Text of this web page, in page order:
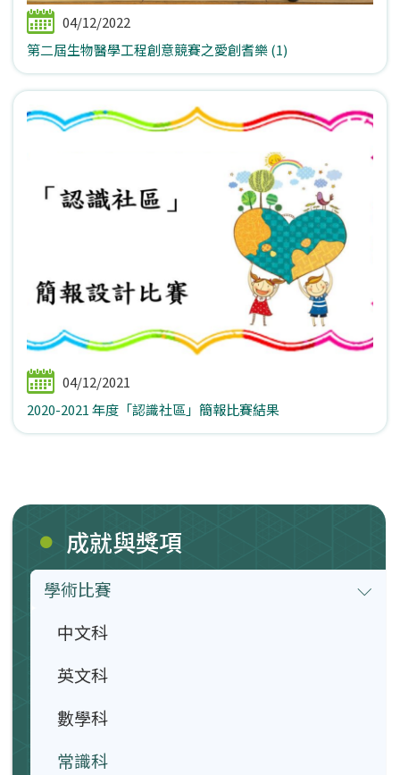
04/12/2022
第二屆生物醫學工程創意競賽之愛創耆樂 (1)
04/12/2021
2020-2021 年度「認識社區」簡報比賽結果
成就與獎項
學術比賽
中文科
英文科
數學科
常識科